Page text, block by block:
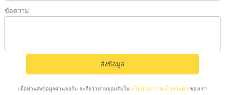
ข้อความ
เมื่อท่านส่งข้อมูลผ่านฟอร์ม จะถือว่าท่านยอมรับในนโยบายความเป็นส่วนตัว ของเรา